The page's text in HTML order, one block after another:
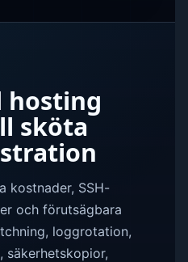
hosting
sköta
kostnader, SSH-
och förutsägbara
loggrotation,
säkerhetskopior,